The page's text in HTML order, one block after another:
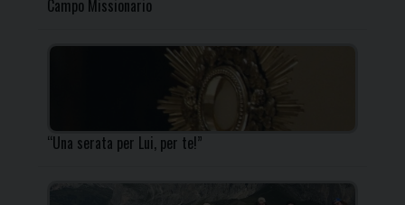
Campo Missionario
“Una serata per Lui, per te!”